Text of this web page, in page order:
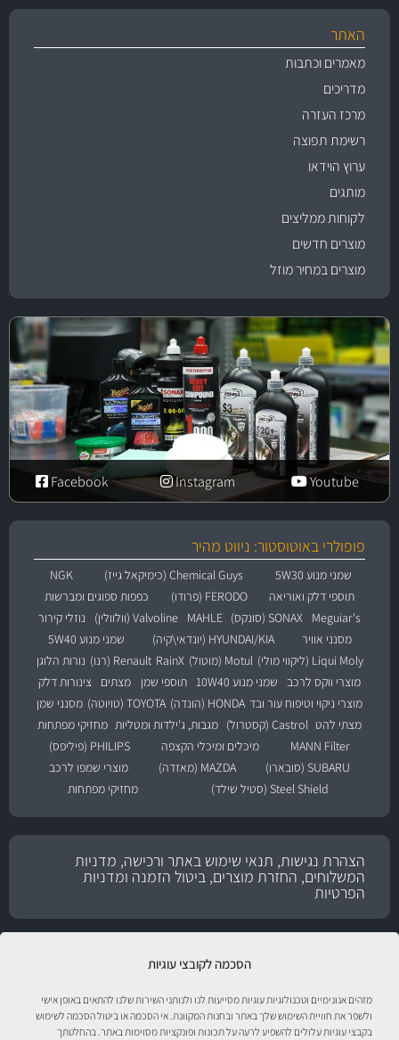
הסכמה לקובצי עוגיות
מזהים אנונימיים וטכנולוגיות עוגיות מסייעות לנו ולנותני השירות שלנו להתאים באופן אישי
ולשפר את חוויית השימוש שלך באתר ובחנות המקוונת. אי הסכמה או ביטול הסכמה לשימוש
בקבצי עוגיות עלולים להשפיע לרעה על תכונות ופונקציות מסוימות באתר. בהחלטתך
האתר
מאמרים וכתבות
מדריכים
מרכז העזרה
רשימת תפוצה
ערוץ הוידאו
מותגים
לקוחות ממליצים
מוצרים חדשים
מוצרים במחיר מוזל
Youtube
Instagram
Facebook
פופולרי באוטוסטור: ניווט מהיר
שמני מנוע 5W30 Chemical Guys (כימיקאל גייז)
NGK
תוספי דלק ואוריאה
FERODO (פרודו)
כפפות ספוגים ומברשות
Meguiar's
SONAX (סונקס) MAHLE Valvoline (וולוולין)
נוזלי קירור
מסנני אוויר
HYUNDAI/KIA (יונדאי\קיה)
שמני מנוע 5W40
Liqui Moly (ליקווי מולי)
Motul (מוטול) RainX Renault (רנו)
נורות הלוגן
מוצרי ווקס לרכב
שמני מנוע 10W40 תוספי שמן מצתים
צינורות דלק
מוצרי ניקוי וטיפוח עור ובד HONDA (הונדה) TOYOTA (טויוטה)
מסנני שמן
מצתי להט Castrol (קסטרול) מגבות, ג'ילדות ומטליות מחזיקי מפתחות
MANN Filter
מיכלים ומיכלי הקצפה
PHILIPS (פיליפס)
SUBARU (סובארו)
MAZDA (מאזדה)
מוצרי שמפו לרכב
Steel Shield (סטיל שילד)
מחזיקי מפתחות
הצהרת נגישות, תנאי שימוש באתר ורכישה, מדניות
המשלוחים, החזרת מוצרים, ביטול הזמנה ומדניות
הפרטיות